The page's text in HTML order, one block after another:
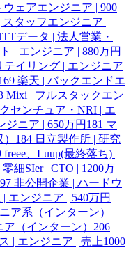
ウェアエンジニア | 900
タッフエンジニア |
データ | 法人営業・
| エンジニア | 880万円
イリング | エンジニア
楽天 | バックエンドエ
Mixi | フルスタックエン
センチュア・NRI | エ
ニア | 650万円 181 マ
184 日立製作所 | 研究
freee、Luup(最終落ち) |
零細SIer | CTO | 1200万
非公開企業 | ハードウ
エンジニア | 540万円
ア系（インターン）
（インターン） 206
| エンジニア | 売上1000